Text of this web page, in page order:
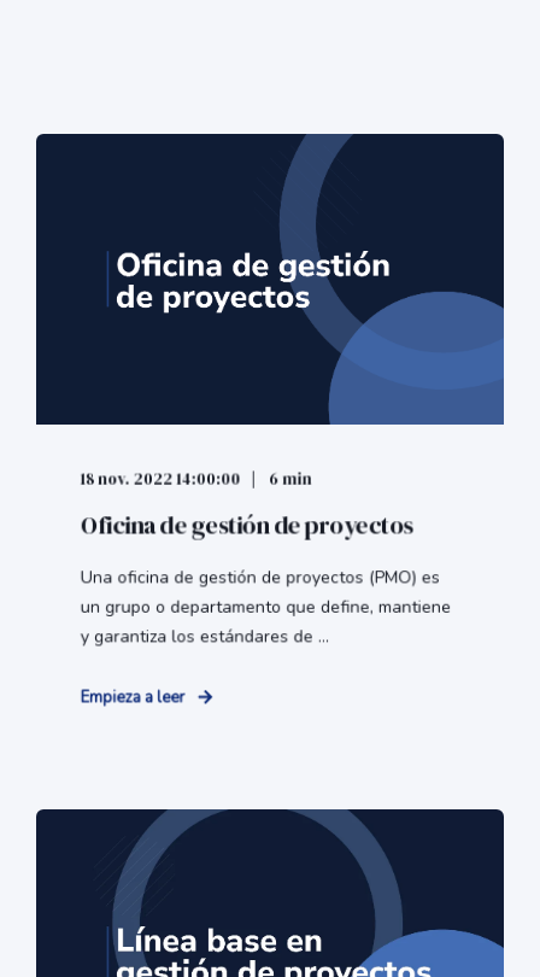
18 nov. 2022 14:00:00 6 min
Oficina de gestión de proyectos
Una oficina de gestión de proyectos (PMO) es
un grupo o departamento que define, mantiene
y garantiza los estándares de ...
Empieza a leer